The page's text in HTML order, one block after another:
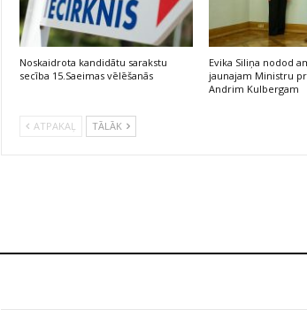
Noskaidrota kandidātu sarakstu
secība 15.Saeimas vēlēšanās
Evika Siliņa nodod
jaunajam Ministru
Andrim Kulbergam
ATPAKAĻ TĀLĀK